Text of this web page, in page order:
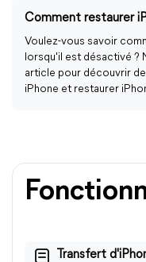
Voulez-vous savoir
lorsqu'il est désactivé ?
article pour découvrir
iPhone et restaurer
Transfert